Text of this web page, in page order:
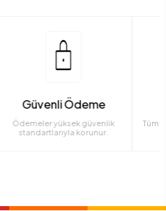
Güvenli Ödeme
Ödemeler yüksek güvenlik
standartlarıyla korunur.
Tüm